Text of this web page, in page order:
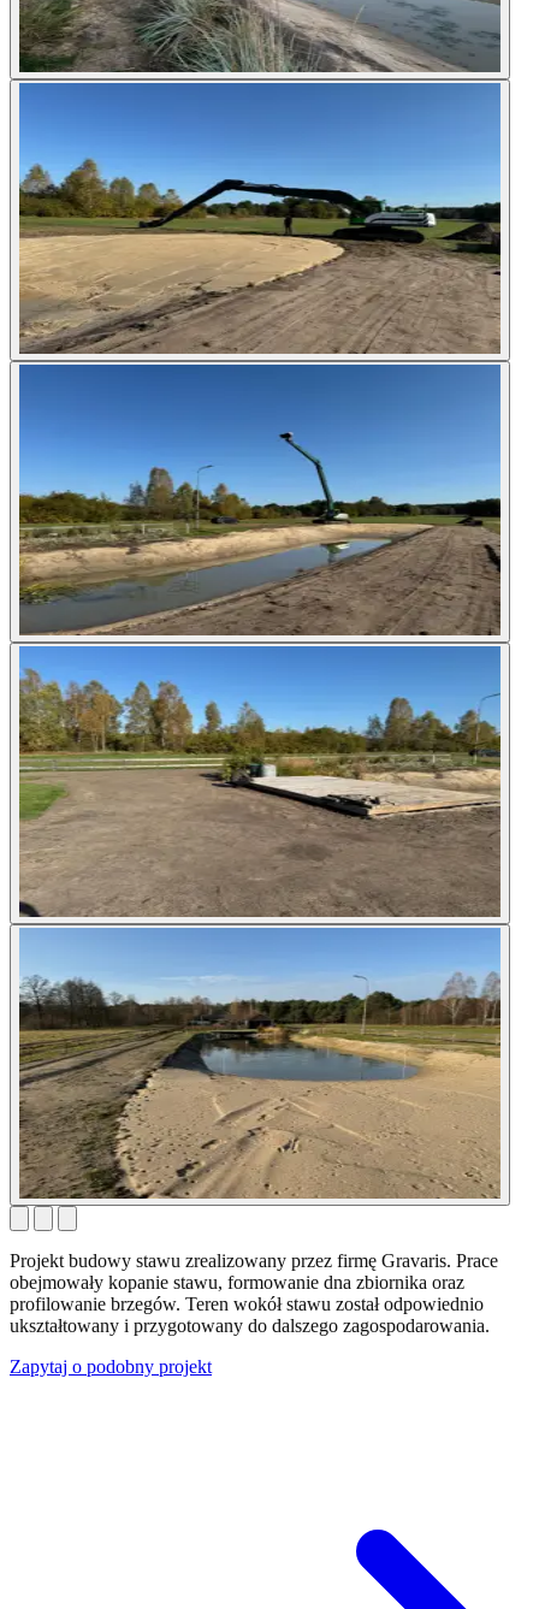
Projekt budowy stawu zrealizowany przez firmę Gravaris. Prace
obejmowały kopanie stawu, formowanie dna zbiornika oraz
profilowanie brzegów. Teren wokół stawu został odpowiednio
ukształtowany i przygotowany do dalszego zagospodarowania.
Zapytaj o podobny projekt